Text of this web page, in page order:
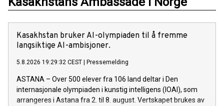
Kasakhstan bruker AI-olympiaden til å fremme
langsiktige AI-ambisjoner.
5.8.2026 19:29:32 CEST Pressemelding
ASTANA – Over 500 elever fra 106 land deltar i Den
internasjonale olympiaden i kunstig intelligens (IOAI), som
arrangeres i Astana fra 2. til 8. august. Vertskapet brukes av